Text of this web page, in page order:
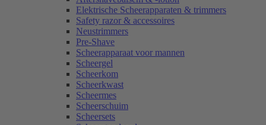
Elektrische Scheerapparaten & trimmers
Safety razor & accessoires
Neustrimmers
Pre-Shave
Scheerapparaat voor mannen
Scheergel
Scheerkom
Scheerkwast
Scheermes
Scheerschuim
Scheersets